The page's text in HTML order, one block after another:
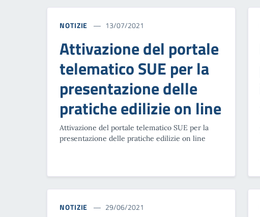
NOTIZIE 13/07/2021
Attivazione del portale
telematico SUE per la
presentazione delle
pratiche edilizie on line
Attivazione del portale telematico SUE per la
presentazione delle pratiche edilizie on line
NOTIZIE 29/06/2021